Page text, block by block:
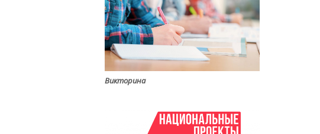
Викторина